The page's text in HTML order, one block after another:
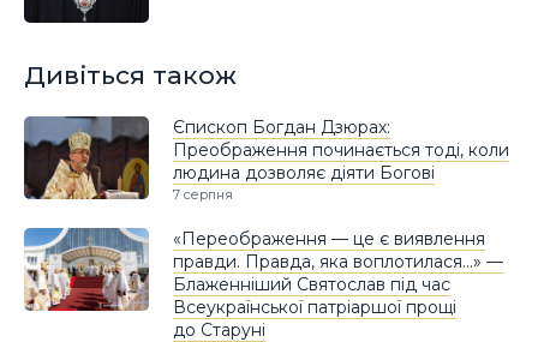
Дивіться також
Єпископ Богдан Дзюрах:
Преображення починається тоді, коли
людина дозволяє діяти Богові
7 серпня
«Переображення — це є виявлення
правди. Правда, яка воплотилася…» —
Блаженніший Святослав під час
Всеукраїнської патріаршої прощі
до Старуні